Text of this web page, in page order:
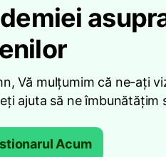
Vă mulțumim că ne-ați
ajuta să ne îmbunătățim
Acum